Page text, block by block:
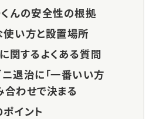
んの安全性の根拠
い方と設置場所
関するよくある質問
ニ退治に「一番いい方
合わせで決まる
イント